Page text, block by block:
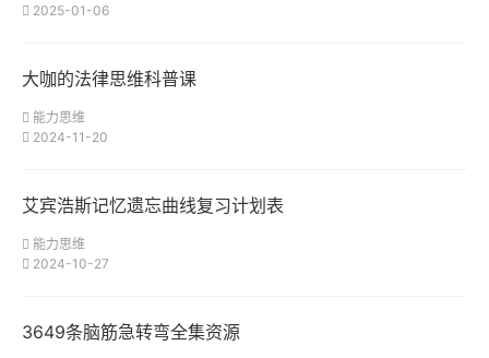
2025-01-06
大咖的法律思维科普课
能力思维
2024-11-20
艾宾浩斯记忆遗忘曲线复习计划表
能力思维
2024-10-27
3649条脑筋急转弯全集资源